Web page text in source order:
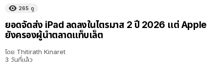
265 ดู
ยอดจัดส่ง iPad ลดลงในไตรมาส 2 ปี 2026 แต่ Apple
ยังครองผู้นำตลาดแท็บเล็ต
โดย Thitirath Kinaret
3 วันที่แล้ว